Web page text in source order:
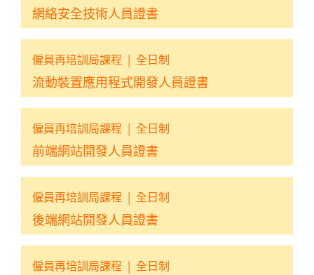
網絡安全技術人員證書
僱員再培訓局課程 | 全日制
流動裝置應用程式開發人員證書
僱員再培訓局課程 | 全日制
前端網站開發人員證書
僱員再培訓局課程 | 全日制
後端網站開發人員證書
僱員再培訓局課程 | 全日制